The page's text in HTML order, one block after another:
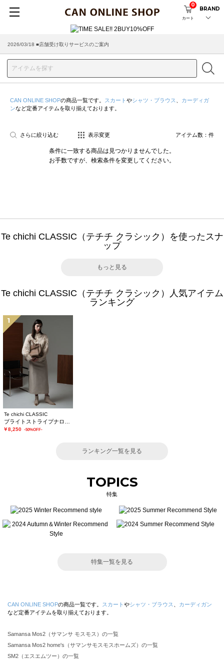
カート
0
BRAND
2026/03/18 ■店舗受け取りサービスのご案内
CAN ONLINE SHOPの商品一覧です。 スカート やシャツ・ブラウス
カーディガ
ンなど定番アイテムを取り揃えております。
さらに絞り込む 表示変更 アイテム数： 件
条件に一致する商品は見つかりませんでした。
お手数ですが、検索条件を変更してください。
Te chichi CLASSIC（テチチ クラシック）を使ったスナ
ップ
もっと見る
Te chichi CLASSIC（テチチ クラシック）人気アイテム
ランキング
1
Te chichi CLASSIC
￥8,250 -50%OFF-
ランキング一覧を見る
TOPICS
特集
特集一覧を見る
CAN ONLINE SHOPの商品一覧です。 スカート やシャツ・ブラウス
カーディガン
など定番アイテムを取り揃えております。
Samansa Mos2（サマンサ モスモス）の一覧
Samansa Mos2 home's（サマンサモスモスホームズ）の一覧
SM2（エスエムツー）の一覧